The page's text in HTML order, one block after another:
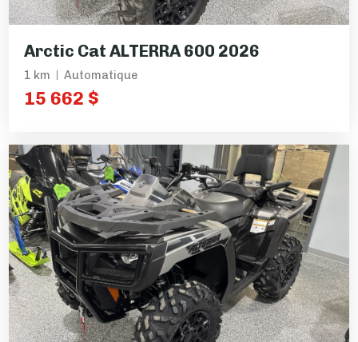
Arctic Cat ALTERRA 600 2026
1 km Automatique
15 662 $